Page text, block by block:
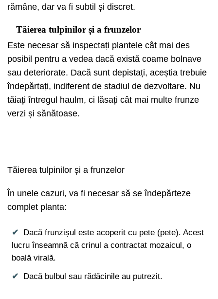
rămâne, dar va fi subtil și discret.
Tăierea tulpinilor și a frunzelor
Este necesar să inspectați plantele cât mai des
posibil pentru a vedea dacă există coame bolnave
sau deteriorate. Dacă sunt depistați, aceștia trebuie
îndepărtați, indiferent de stadiul de dezvoltare. Nu
tăiați întregul haulm, ci lăsați cât mai multe frunze
verzi și sănătoase.
Tăierea tulpinilor și a frunzelor
În unele cazuri, va fi necesar să se îndepărteze
complet planta:
Dacă frunzișul este acoperit cu pete (pete). Acest
lucru înseamnă că crinul a contractat mozaicul, o
boală virală.
Dacă bulbul sau rădăcinile au putrezit.